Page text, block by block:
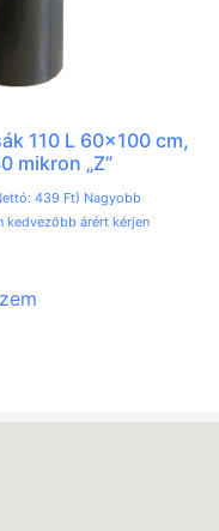
110 L 60×100 cm,
mikron „Z”
439 Ft) Nagyobb
kedvezőbb árért kérjen